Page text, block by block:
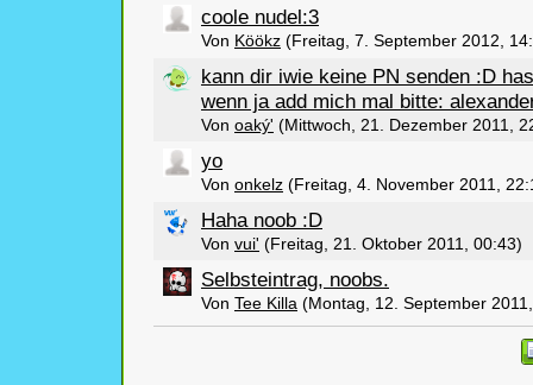
coole nudel:3
Von Köökz (Freitag, 7. September 2012,
kann dir iwie keine PN senden :D
wenn ja add mich mal bitte:
Von oaký' (Mittwoch, 21. Dezember 2011,
yo
Von onkelz (Freitag, 4. November 2011,
Haha noob :D
Von vui' (Freitag, 21. Oktober 2011, 00:43)
Selbsteintrag, noobs.
Von Tee Killa (Montag, 12. September